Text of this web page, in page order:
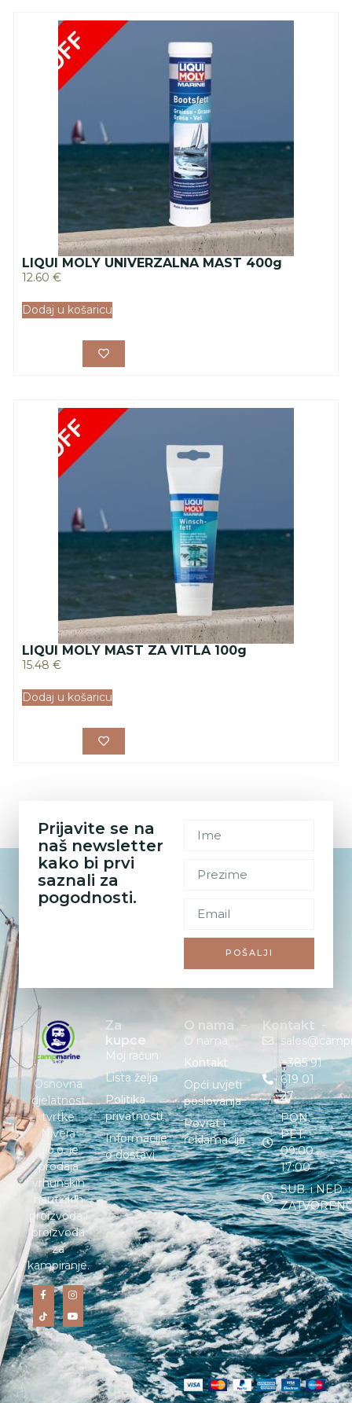
LIQUI MOLY UNIVERZALNA MAST 400g
12.60 €
Dodaj u košaricu
LIQUI MOLY MAST ZA VITLA 100g
15.48 €
Dodaj u košaricu
Prijavite se na
naš newsletter
kako bi prvi
saznali za
pogodnosti.
POŠALJI
Osnovna
djelatnost
tvrtke
Nivera
d.o.o. je
prodaja
vrhunskih
nautičkih
proizvoda i
proizvoda
za
kampiranje.
Za
kupce
Moj račun
Lista želja
Politika
privatnosti
Informacije
o dostavi
O nama
O nama
Kontakt
Opći uvjeti
poslovanja
Povrat i
reklamacija
Kontakt
+385 91
619 01
27
PON. –
PET. :
09:00 –
17:00
SUB. i NED. :